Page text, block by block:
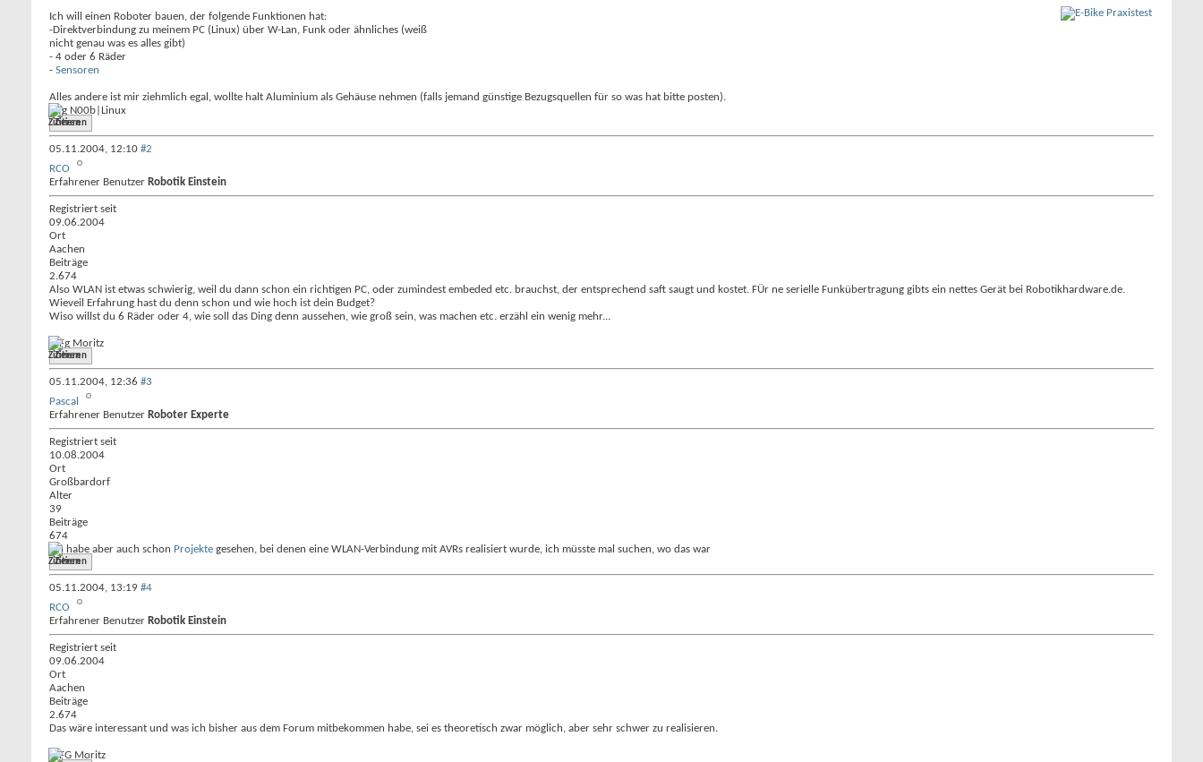
Ich will einen Roboter bauen, der folgende Funktionen hat:
-Direktverbindung zu meinem PC (Linux) über W-Lan, Funk oder ähnliches (weiß
nicht genau was es alles gibt)
- 4 oder 6 Räder
- Sensoren
Alles andere ist mir ziehmlich egal, wollte halt Aluminium als Gehäuse nehmen (falls jemand günstige Bezugsquellen für so was hat bitte posten).
mfg N00b|Linux
Zitieren
05.11.2004, 12:10 #2
RCO
Erfahrener Benutzer Robotik Einstein
Registriert seit
09.06.2004
Ort
Aachen
Beiträge
2.674
Also WLAN ist etwas schwierig, weil du dann schon ein richtigen PC, oder zumindest embeded etc. brauchst, der entsprechend saft saugt und kostet. FÜr ne serielle Funkübertragung gibts ein nettes Gerät bei Robotikhardware.de.
Wieveil Erfahrung hast du denn schon und wie hoch ist dein Budget?
Wiso willst du 6 Räder oder 4, wie soll das Ding denn aussehen, wie groß sein, was machen etc. erzähl ein wenig mehr...
MFg Moritz
Zitieren
05.11.2004, 12:36 #3
Pascal
Erfahrener Benutzer Roboter Experte
Registriert seit
10.08.2004
Ort
Großbardorf
Alter
39
Beiträge
674
ich habe aber auch schon Projekte gesehen, bei denen eine WLAN-Verbindung mit AVRs realisiert wurde, ich müsste mal suchen, wo das war
Zitieren
05.11.2004, 13:19 #4
RCO
Erfahrener Benutzer Robotik Einstein
Registriert seit
09.06.2004
Ort
Aachen
Beiträge
2.674
Das wäre interessant und was ich bisher aus dem Forum mitbekommen habe, sei es theoretisch zwar möglich, aber sehr schwer zu realisieren.
MFG Moritz